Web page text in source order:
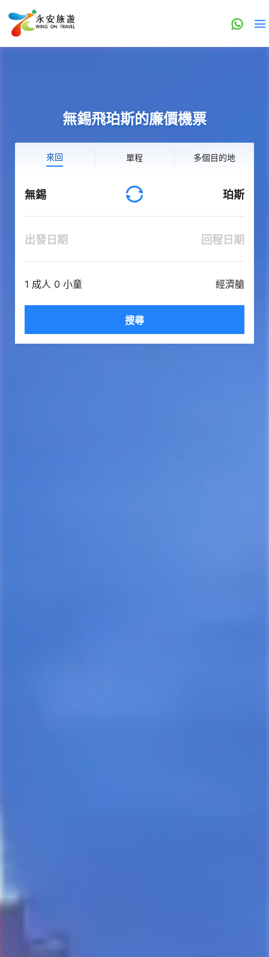
無錫飛珀斯的廉價機票
來回 單程 多個目的地
無錫 珀斯
出發日期 回程日期
1 成人 0 小童 經濟艙
搜尋